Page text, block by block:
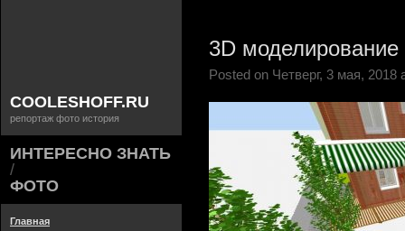
COOLESHOFF.RU
репортаж фото история
ИНТЕРЕСНО ЗНАТЬ
/
ФОТО
Главная
3D
Posted on Четверг, 3 мая, 2018